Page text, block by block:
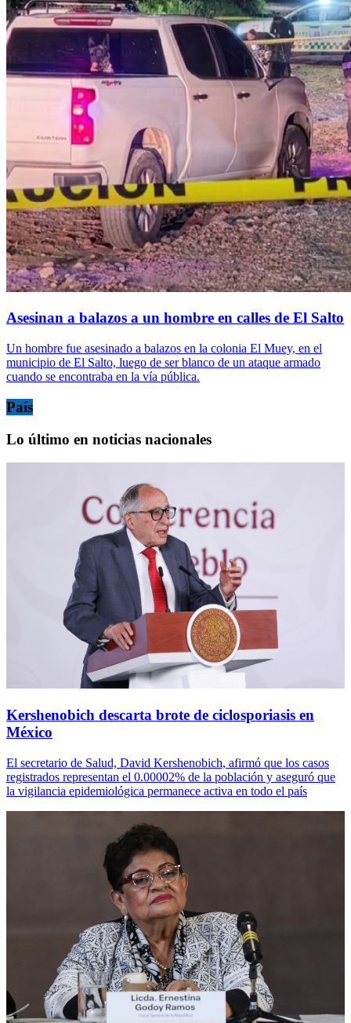
Asesinan a balazos a un hombre en calles de El Salto
Un hombre fue asesinado a balazos en la colonia El Muey, en el
municipio de El Salto, luego de ser blanco de un ataque armado
cuando se encontraba en la vía pública.
País
Lo último en noticias nacionales
Kershenobich descarta brote de ciclosporiasis en
México
El secretario de Salud, David Kershenobich, afirmó que los casos
registrados representan el 0.00002% de la población y aseguró que
la vigilancia epidemiológica permanece activa en todo el país